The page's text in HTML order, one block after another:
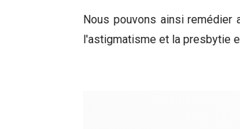
Nous pouvons ainsi
l'astigmatisme et la presbytie